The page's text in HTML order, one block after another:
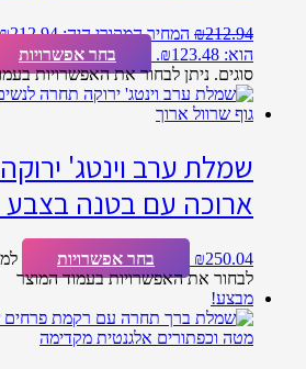
₪212.94 המחיר המקורי היה: ₪212.94.
הוא: ₪123.48.
בחר אפשרויות
סוגים. ניתן לבחור את האפשרויות
שמלת ערב וינטג'
ארוכה עם בטנה בצבע
₪250.04 בחר אפשרויות
לבחור את האפשרויות בעמוד המוצר
מבצע!